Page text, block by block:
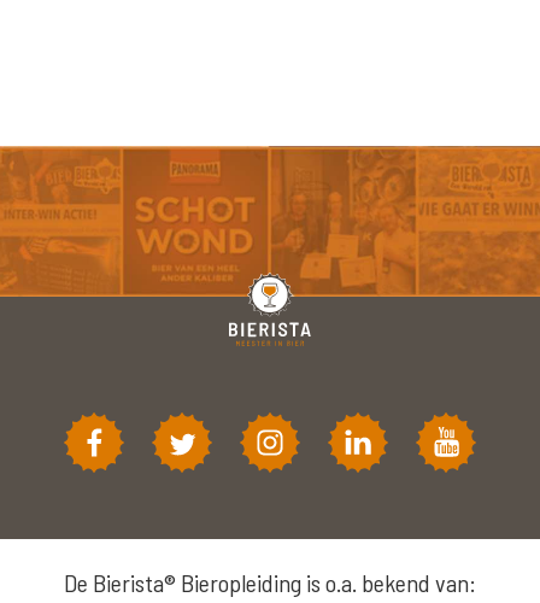
De Bierista® Bieropleiding is o.a. bekend van: